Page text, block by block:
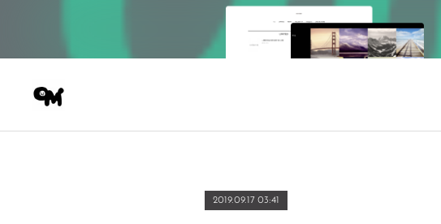
2019.09.17 03:41